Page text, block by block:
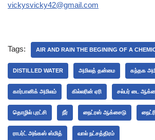
vickysvicky42@gmail.com
Tags: AIR AND RAIN THE BEGINING OF A
DISTILLED WATER அமிலத் தன்மை கந்தக
கார்பானிக் அமிலம் கில்லரின் ஏரி சல்பர் டை
தொழில் புரட்சி நீர் நைட்ரஸ் ஆக்சைடு
ராபர்ட் அங்கஸ் ஸ்மித் வால் நட்சத்திரம்